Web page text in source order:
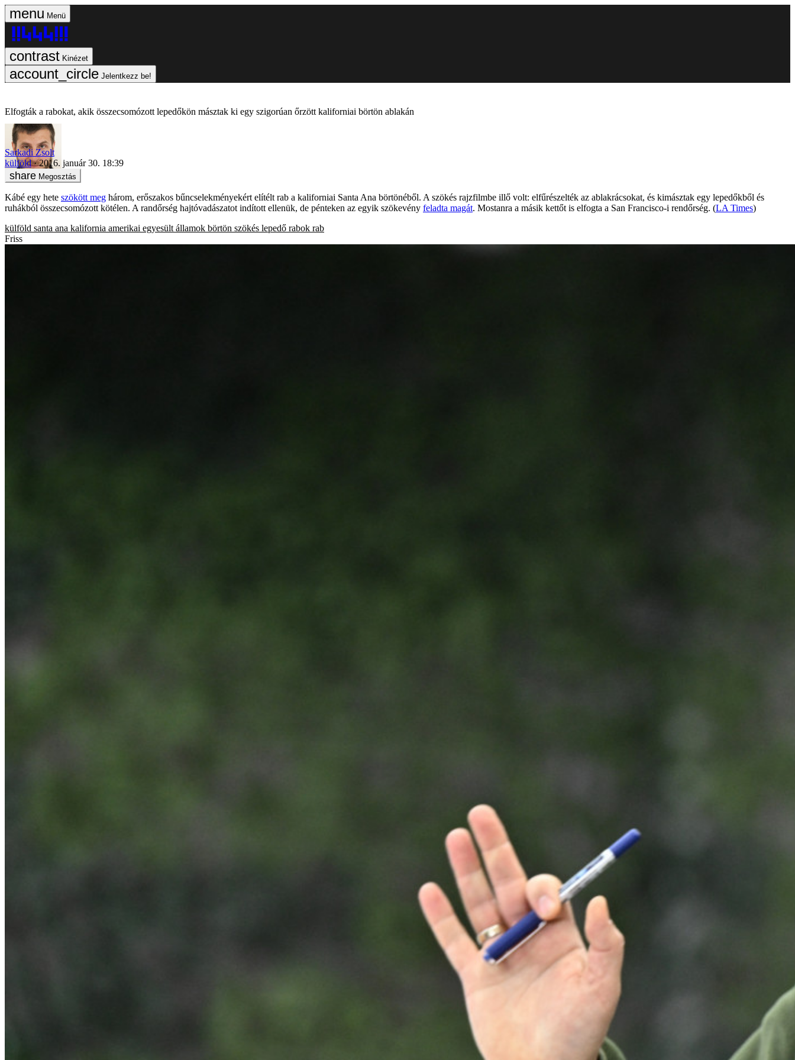
Menü
Kinézet
Jelentkezz be!
Elfogták a rabokat, akik összecsomózott lepedőkön másztak ki egy szigorúan őrzött kaliforniai börtön ablakán
Sarkadi Zsolt
külföld
2016. január 30. 18:39
Megosztás
Kábé egy hete szökött meg három, erőszakos bűncselekményekért elítélt rab a kaliforniai Santa Ana börtönéből. A szökés rajzfilmbe illő volt: elfűrészelték az ablakrácsokat, és kimásztak egy lepedőkből és
ruhákból összecsomózott kötélen. A randőrség hajtóvadászatot indított ellenük, de pénteken az egyik szökevény feladta magát. Mostanra a másik kettőt is elfogta a San Francisco-i rendőrség. (LA Times)
külföld santa ana kalifornia amerikai egyesült államok börtön szökés lepedő rabok rab
Friss